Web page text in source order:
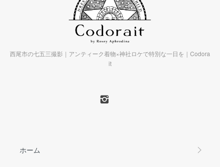
西尾市の七五三撮影｜アンティーク着物×神社ロケで特別な一日を｜Codora
it
ホーム